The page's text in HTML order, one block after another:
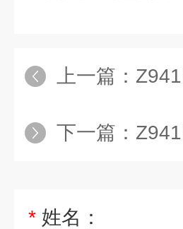
上一篇：
下一篇：
* 姓名：